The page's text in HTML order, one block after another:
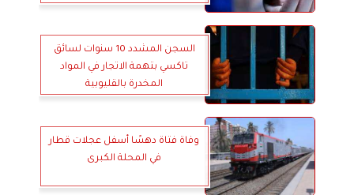
السجن المشدد 10 سنوات لسائق
تاكسي بتهمة الاتجار في المواد
المخدرة بالقليوبية
وفاة فتاة دهسًا أسفل عجلات قطار
في المحلة الكبرى